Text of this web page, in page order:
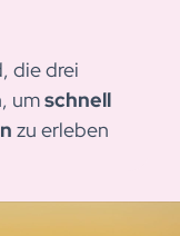
die drei
umschnell
zu erleben